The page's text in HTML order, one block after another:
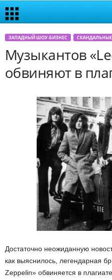
ЗАПАДНЫЙ ШОУ-БИЗНЕС
Музыкантов
обвиняют в
Достаточно неожиданную
как выяснилось, легендарная
Zeppelin» обвиняется в